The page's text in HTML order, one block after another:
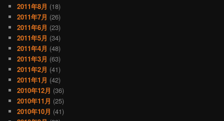
2011年8月 (18)
2011年7月 (26)
2011年6月 (23)
2011年5月 (34)
2011年4月 (48)
2011年3月 (63)
2011年2月 (41)
2011年1月 (42)
2010年12月 (36)
2010年11月 (25)
2010年10月 (41)